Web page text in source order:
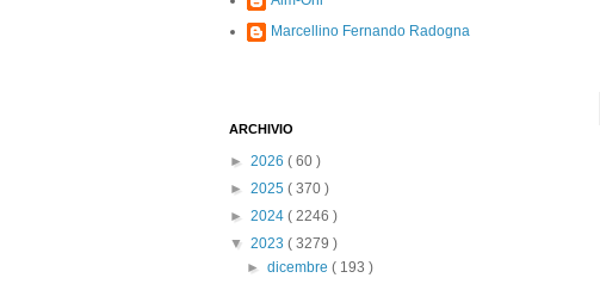
Marcellino Fernando Radogna
ARCHIVIO
► 2026 ( 60 )
► 2025 ( 370 )
► 2024 ( 2246 )
▼ 2023 ( 3279 )
►dicembre( 193 )